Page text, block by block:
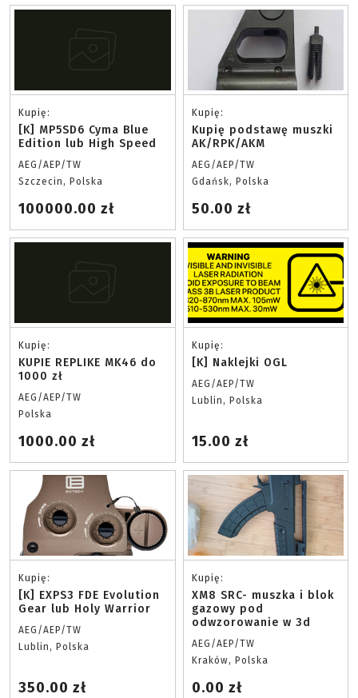
Kupię:
[K] MP5SD6 Cyma Blue
Edition lub High Speed
AEG/AEP/TW
Szczecin, Polska
100000.00 zł
Kupię:
Kupię podstawę muszki
AK/RPK/AKM
AEG/AEP/TW
Gdańsk, Polska
50.00 zł
Kupię:
KUPIE REPLIKE MK46 do
1000 zł
AEG/AEP/TW
Polska
1000.00 zł
Kupię:
[K] Naklejki OGL
AEG/AEP/TW
Lublin, Polska
15.00 zł
Kupię:
[K] EXPS3 FDE Evolution
Gear lub Holy Warrior
AEG/AEP/TW
Lublin, Polska
350.00 zł
Kupię:
XM8 SRC- muszka i blok
gazowy pod
odwzorowanie w 3d
AEG/AEP/TW
Kraków, Polska
0.00 zł